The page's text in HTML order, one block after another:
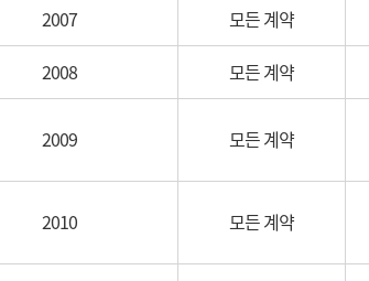
2007
모든 계약
2008
모든 계약
2009 모든 계약
2010 모든 계약